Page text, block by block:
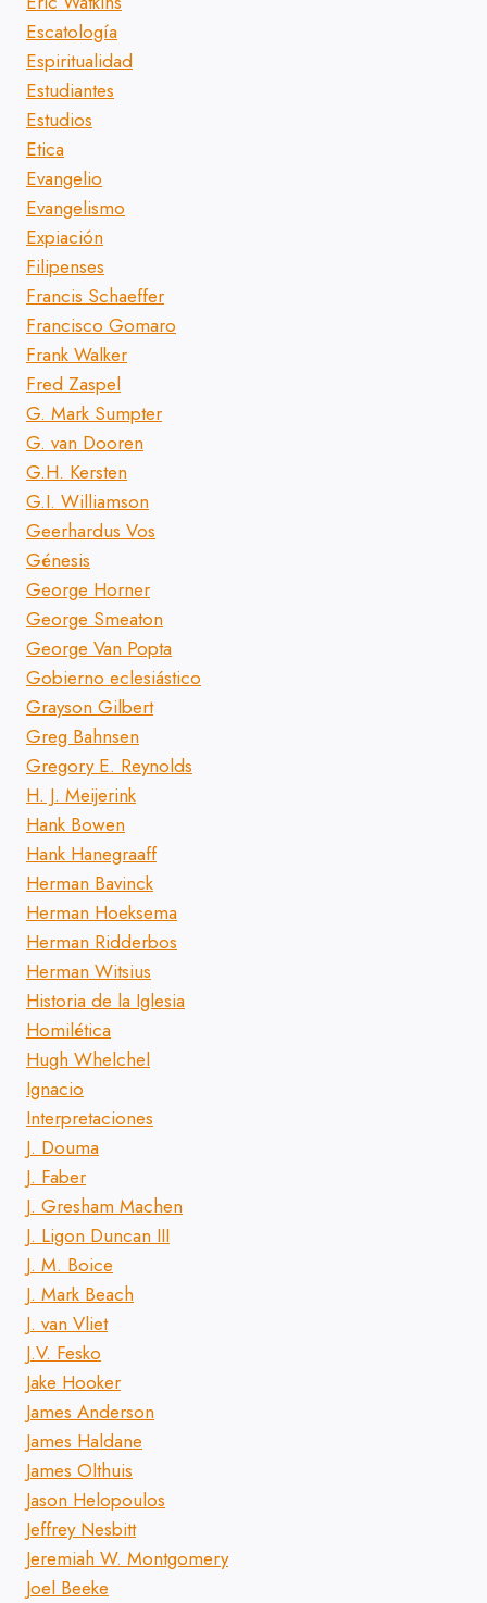
Escatología
Espiritualidad
Estudiantes
Estudios
Etica
Evangelio
Evangelismo
Expiación
Filipenses
Francis Schaeffer
Francisco Gomaro
Frank Walker
Fred Zaspel
G. Mark Sumpter
G. van Dooren
G.H. Kersten
G.I. Williamson
Geerhardus Vos
Génesis
George Horner
George Smeaton
George Van Popta
Gobierno eclesiástico
Grayson Gilbert
Greg Bahnsen
Gregory E. Reynolds
H. J. Meijerink
Hank Bowen
Hank Hanegraaff
Herman Bavinck
Herman Hoeksema
Herman Ridderbos
Herman Witsius
Historia de la Iglesia
Homilética
Hugh Whelchel
Ignacio
Interpretaciones
J. Douma
J. Faber
J. Gresham Machen
J. Ligon Duncan III
J. M. Boice
J. Mark Beach
J. van Vliet
J.V. Fesko
Jake Hooker
James Anderson
James Haldane
James Olthuis
Jason Helopoulos
Jeffrey Nesbitt
Jeremiah W. Montgomery
Joel Beeke